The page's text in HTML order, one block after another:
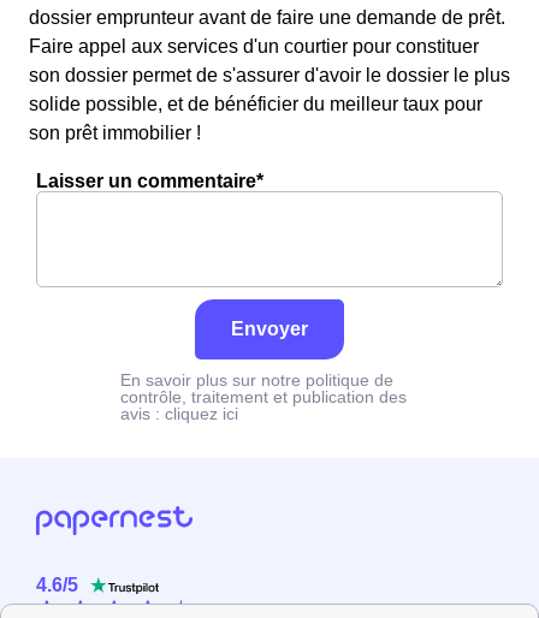
dossier emprunteur avant de faire une demande de prêt.
Faire appel aux services d'un courtier pour constituer
son dossier permet de s'assurer d'avoir le dossier le plus
solide possible, et de bénéficier du meilleur taux pour
son prêt immobilier !
Laisser un commentaire*
Envoyer
En savoir plus sur notre politique de
contrôle, traitement et publication des
avis : cliquez ici
4.6/5